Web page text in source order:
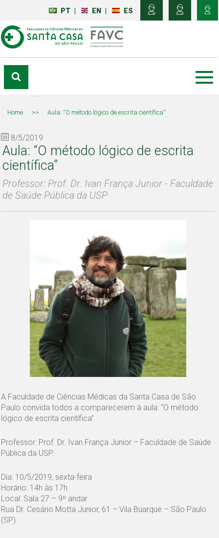
PT EN ES
Home >> Aula: “O método lógico de escrita científica”
8/5/2019
Aula: “O método lógico de escrita
científica”
Professor: Prof. Dr. Ivan França Junior - Faculdade
de Saúde Pública da USP
A Faculdade de Ciências Médicas da Santa Casa de São
Paulo convida todos a comparecerem à aula: “O método
lógico de escrita científica”
Professor: Prof. Dr. Ivan França Junior – Faculdade de Saúde
Pública da USP.
Dia: 10/5/2019, sexta-feira
Horário: 14h às 17h
Local: Sala 27 – 9º andar
Rua Dr. Cesário Motta Junior, 61 – Vila Buarque – São Paulo
(SP).